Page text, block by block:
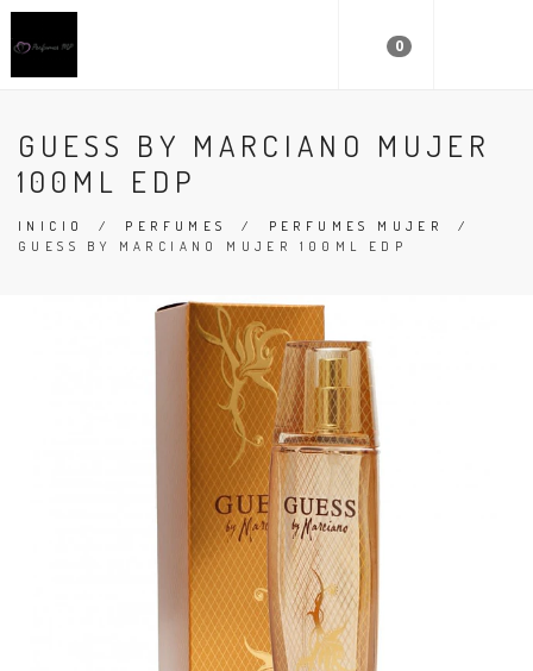
0
GUESS BY MARCIANO MUJER
100ML EDP
INICIO / PERFUMES / PERFUMES MUJER
/
GUESS BY MARCIANO MUJER 100ML EDP